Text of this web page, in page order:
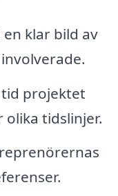
klar bild av
projektet
tidslinjer.